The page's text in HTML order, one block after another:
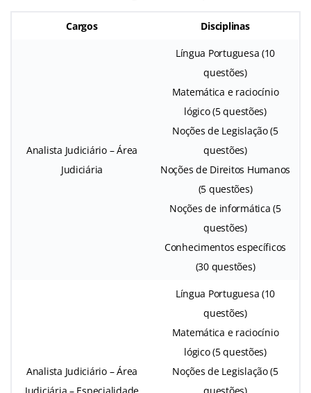
Cargos Disciplinas
Analista Judiciário – Área
Judiciária
Língua Portuguesa (10
questões)
Matemática e raciocínio
lógico (5 questões)
Noções de Legislação (5
questões)
Noções de Direitos Humanos
(5 questões)
Noções de informática (5
questões)
Conhecimentos específicos
(30 questões)
Analista Judiciário – Área
Judiciária – Especialidade
Língua Portuguesa (10
questões)
Matemática e raciocínio
lógico (5 questões)
Noções de Legislação (5
questões)